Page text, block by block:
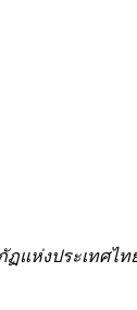
ห่งประเทศไ